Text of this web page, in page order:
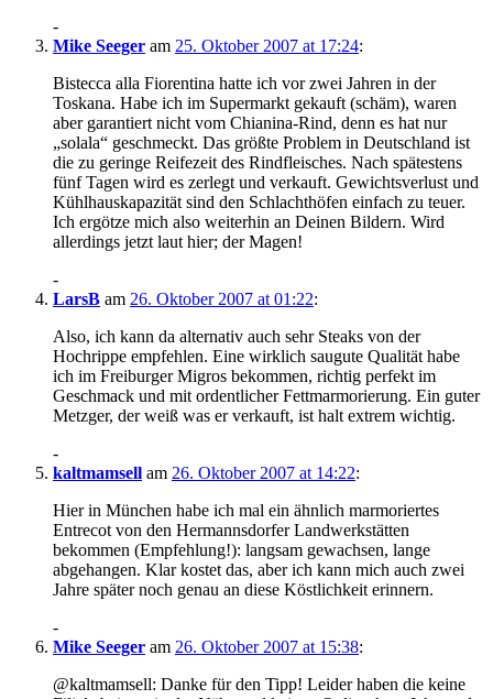
-
Mike Seeger am 25. Oktober 2007 at 17:24:
Bistecca alla Fiorentina hatte ich vor zwei Jahren in der
Toskana. Habe ich im Supermarkt gekauft (schäm), waren
aber garantiert nicht vom Chianina-Rind, denn es hat nur
„solala“ geschmeckt. Das größte Problem in Deutschland ist
die zu geringe Reifezeit des Rindfleisches. Nach spätestens
fünf Tagen wird es zerlegt und verkauft. Gewichtsverlust und
Kühlhauskapazität sind den Schlachthöfen einfach zu teuer.
Ich ergötze mich also weiterhin an Deinen Bildern. Wird
allerdings jetzt laut hier; der Magen!
-
LarsB am 26. Oktober 2007 at 01:22:
Also, ich kann da alternativ auch sehr Steaks von der
Hochrippe empfehlen. Eine wirklich saugute Qualität habe
ich im Freiburger Migros bekommen, richtig perfekt im
Geschmack und mit ordentlicher Fettmarmorierung. Ein guter
Metzger, der weiß was er verkauft, ist halt extrem wichtig.
-
kaltmamsell am 26. Oktober 2007 at 14:22:
Hier in München habe ich mal ein ähnlich marmoriertes
Entrecot von den Hermannsdorfer Landwerkstätten
bekommen (Empfehlung!): langsam gewachsen, lange
abgehangen. Klar kostet das, aber ich kann mich auch zwei
Jahre später noch genau an diese Köstlichkeit erinnern.
-
Mike Seeger am 26. Oktober 2007 at 15:38:
@kaltmamsell: Danke für den Tipp! Leider haben die keine